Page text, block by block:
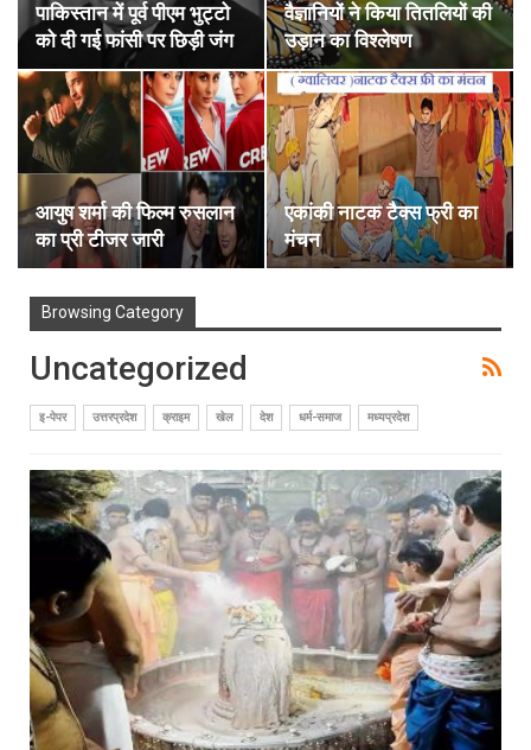
पाकिस्तान में पूर्व पीएम भुट्टो
को दी गई फांसी पर छिड़ी जंग
वैज्ञानियों ने किया तितलियों की
उड़ान का विश्लेषण
आयुष शर्मा की फिल्म रुसलान
का प्री टीजर जारी
एकांकी नाटक टैक्स फ्री का
मंचन
Browsing Category
Uncategorized
इ-पेपर उत्तरप्रदेश क्राइम खेल देश धर्म-समाज मध्यप्रदेश